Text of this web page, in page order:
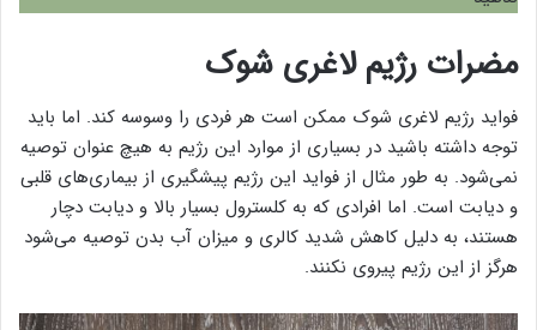
مضرات رژیم لاغری شوک
فواید رژیم لاغری شوک ممکن است هر فردی را وسوسه کند. اما باید
توجه داشته باشید در بسیاری از موارد این رژیم به هیچ عنوان توصیه
نمی‌شود. به طور مثال از فواید این رژیم پیشگیری از بیماری‌های قلبی
و دیابت است. اما افرادی که به کلسترول بسیار بالا و دیابت دچار
هستند، به دلیل کاهش شدید کالری و میزان آب بدن توصیه می‌شود
هرگز از این رژیم پیروی نکنند.